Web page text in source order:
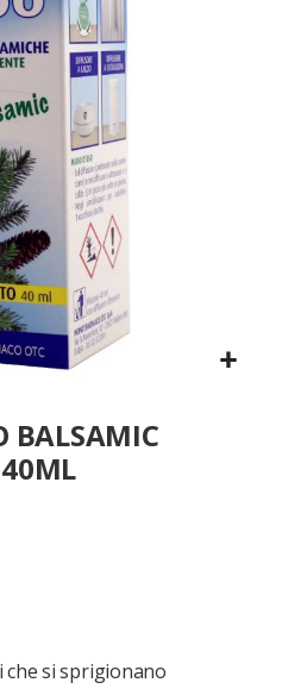
BALSAMIC
che si sprigionano